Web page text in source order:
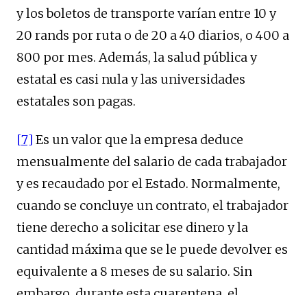
y los boletos de transporte varían entre 10 y
20 rands por ruta o de 20 a 40 diarios, o 400 a
800 por mes. Además, la salud pública y
estatal es casi nula y las universidades
estatales son pagas.
[7] Es un valor que la empresa deduce
mensualmente del salario de cada trabajador
y es recaudado por el Estado. Normalmente,
cuando se concluye un contrato, el trabajador
tiene derecho a solicitar ese dinero y la
cantidad máxima que se le puede devolver es
equivalente a 8 meses de su salario. Sin